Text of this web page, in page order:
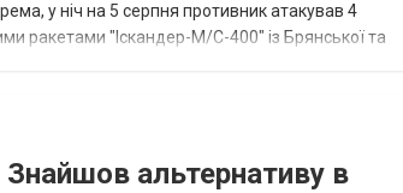
у ніч на 5 серпня противник атакував 4
ракетами "Іскандер-М/С-400" із Брянської та
Знайшов альтернативу в